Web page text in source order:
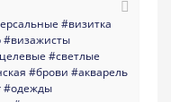
#визитка
#визажисты
#светлые
#брови #акварель
#одежды